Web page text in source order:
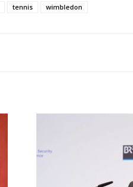
tennis wimbledon